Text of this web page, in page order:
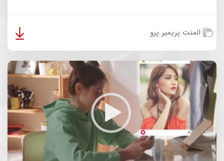
المنت پریمیر پرو